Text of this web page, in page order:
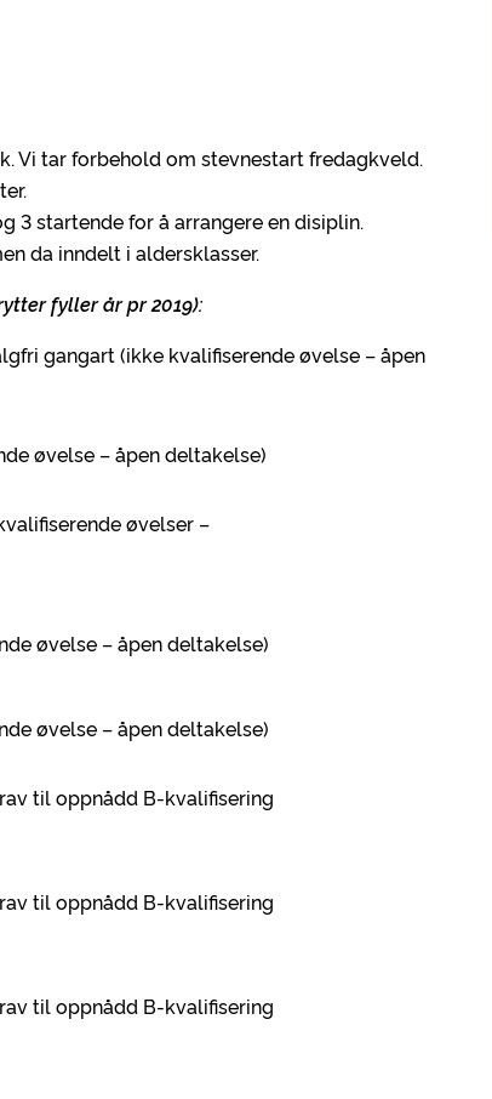
Vi tar forbehold om stevnestart fredagkveld.
3 startende for å arrangere en disiplin.
da inndelt i aldersklasser.
fyller år pr 2019):
gangart (ikke kvalifiserende øvelse – åpen
øvelse – åpen deltakelse)
øvelser –
øvelse – åpen deltakelse)
øvelse – åpen deltakelse)
til oppnådd B-kvalifisering
til oppnådd B-kvalifisering
til oppnådd B-kvalifisering